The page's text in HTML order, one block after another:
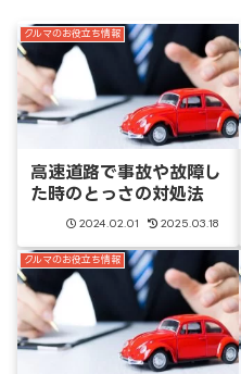
クルマのお役立ち情報
高速道路で事故や故障し
た時のとっさの対処法
2024.02.01 2025.03.18
クルマのお役立ち情報